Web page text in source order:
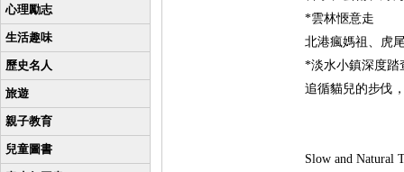
心理勵志
生活趣味
歷史名人
旅遊
親子教育
兒童圖書
*雲林愜意走
北港瘋媽祖、虎
*淡水小鎮深度踏
追循貓兒的步伐
Slow and Natural